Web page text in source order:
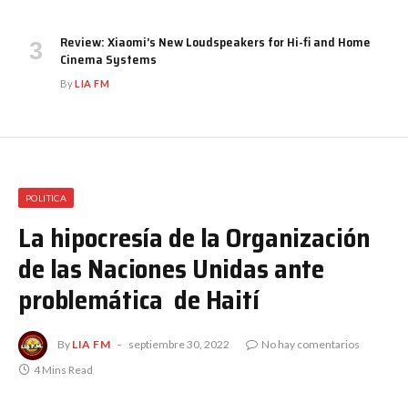
Review: Xiaomi’s New Loudspeakers for Hi-fi and Home
Cinema Systems
ByLIA FM
POLITICA
La hipocresía de la Organización
de las Naciones Unidas ante
problemática de Haití
By LIA FM septiembre 30, 2022
No hay comentarios
4 Mins Read